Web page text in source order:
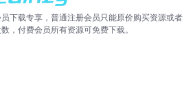
下载专享，普通注册会员只能原价购买资源或者
，付费会员所有资源可免费下载。